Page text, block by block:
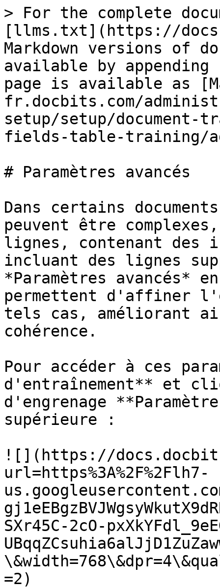
> For the complete
[llms.txt](https://
Markdown versions of
available by
page is available as
fr.docbits.com/
setup/setup/
fields-table-training/
# Paramètres avancés
Dans certains
peuvent être
lignes, contenant des
incluant des lignes
*Paramètres avancés*
permettent d'affiner
tels cas, améliorant
cohérence.
Pour accéder à ces
d'entraînement** et
d'engrenage
supérieure :
![](https://
url=https%3A%2F%2Flh7-
SXr45C-2cO-
=2)